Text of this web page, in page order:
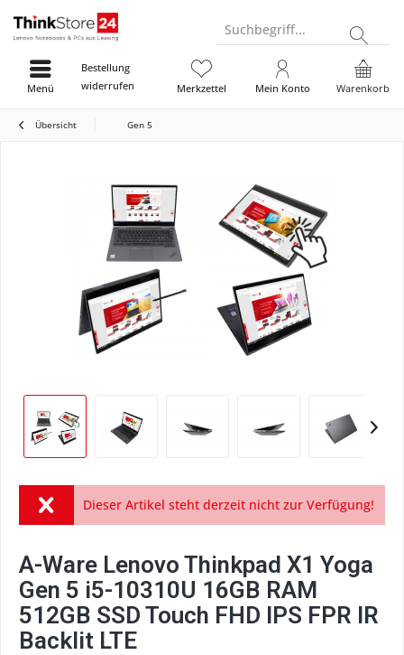
Suchbegriff...
Bestellung
widerrufen
Warenkorb
Merkzettel Mein Konto
Menü
Übersicht Gen 5
Dieser Artikel steht derzeit nicht zur Verfügung!
A-Ware Lenovo Thinkpad X1 Yoga
Gen 5 i5-10310U 16GB RAM
512GB SSD Touch FHD IPS FPR IR
Backlit LTE